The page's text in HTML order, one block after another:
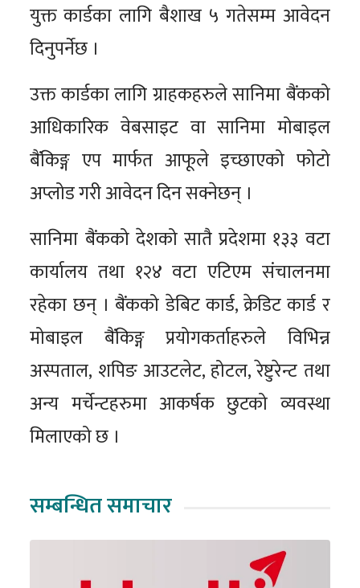
युक्त कार्डका लागि बैशाख ५ गतेसम्म आवेदन
दिनुपर्नेछ ।
उक्त कार्डका लागि ग्राहकहरुले सानिमा बैंकको
आधिकारिक वेबसाइट वा सानिमा मोबाइल
बैंकिङ्ग एप मार्फत आफूले इच्छाएको फोटो
अप्लोड गरी आवेदन दिन सक्नेछन् ।
सानिमा बैंकको देशको सातै प्रदेशमा १३३ वटा
कार्यालय तथा १२४ वटा एटिएम संचालनमा
रहेका छन् । बैंकको डेबिट कार्ड, क्रेडिट कार्ड र
मोबाइल बैंकिङ्ग प्रयोगकर्ताहरुले विभिन्न
अस्पताल, शपिङ आउटलेट, होटल, रेष्टुरेन्ट तथा
अन्य मर्चेन्टहरुमा आकर्षक छुटको व्यवस्था
मिलाएको छ ।
सम्बन्धित समाचार